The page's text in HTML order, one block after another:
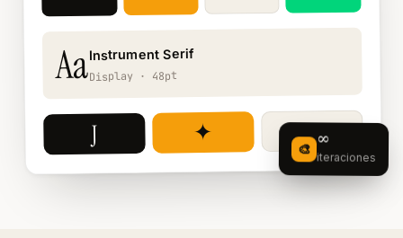
AaInstrument Serif
Display · 48pt
J ✦ ◈
🎨 ∞
iteraciones